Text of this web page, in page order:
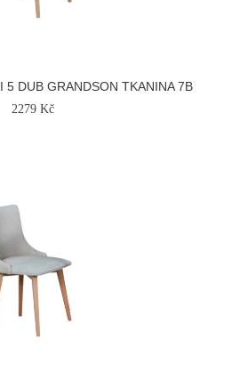
DUB GRANDSON TKANINA 7B
2279 Kč